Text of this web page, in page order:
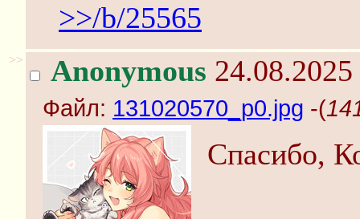
>>/b/25565
>> Anonymous
Файл: 131020570_p0.jpg -(
Спасибо,